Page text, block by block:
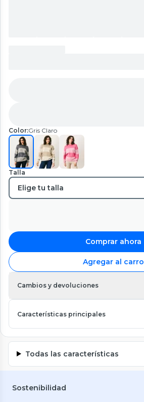
Color:Gris Claro
Talla
Comprar ahora
Agregar al carro
Cambios y devoluciones
Características principales
Todas las características
Sostenibilidad